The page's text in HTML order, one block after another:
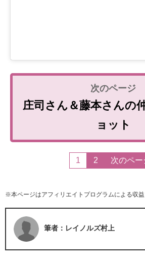
庄司さん＆藤本さんの
ョット
1 2 次のペー
※本ページはアフィリエイトプログラムによる収
筆者：レイノルズ村上